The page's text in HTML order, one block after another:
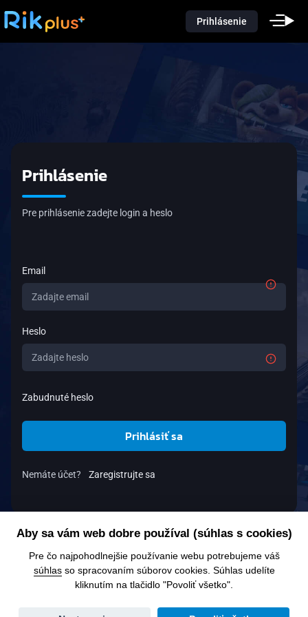
Prihlásenie
Prihlásenie
Pre prihlásenie zadejte login a heslo
Email
Heslo
Zabudnuté heslo
Prihlásiť sa
Nemáte účet? Zaregistrujte sa
Aby sa vám web dobre používal (súhlas s cookies)
Pre čo najpohodlnejšie používanie webu potrebujeme váš
súhlasso spracovaním súborov cookies. Súhlas udelíte
kliknutím na tlačidlo "Povoliť všetko".